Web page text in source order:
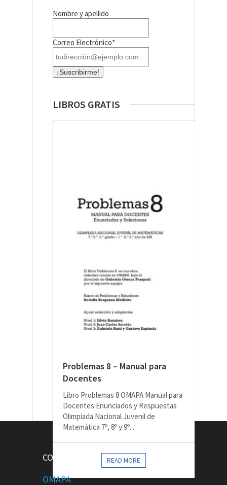
Nombre y apellido
Correo Electrónico*
LIBROS GRATIS
Problemas 8 – Manual para
Docentes
Libro Problemas 8 OMAPA Manual para
Docentes Enunciados y Respuestas
Olimpiada Nacional Juvenil de
Matemática 7º, 8º y 9º...
READ MORE
CONTACTOS
OMAPA